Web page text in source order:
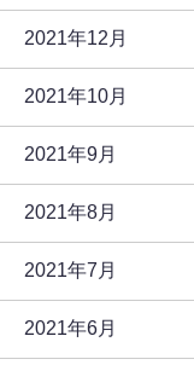
2021年12月
2021年10月
2021年9月
2021年8月
2021年7月
2021年6月